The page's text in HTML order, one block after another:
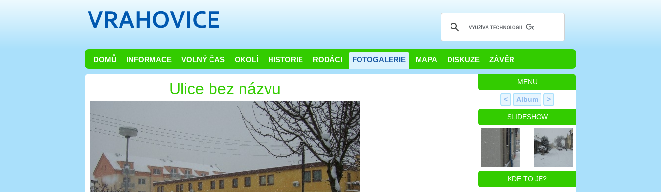
DOMŮ INFORMACE VOLNÝ ČAS OKOLÍ HISTORIE RODÁCI FOTOGALERIE MAPA DISKUZE ZÁVĚR
Ulice bez názvu MENU
< Album >
SLIDESHOW
KDE TO JE?